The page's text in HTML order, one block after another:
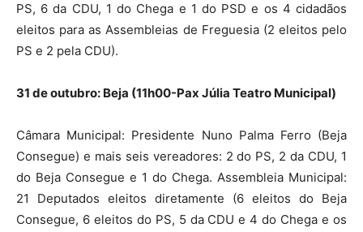
PS, 6 da CDU, 1 do Chega e 1 do PSD e os 4 cidadãos
eleitos para as Assembleias de Freguesia (2 eleitos pelo
PS e 2 pela CDU).
31 de outubro: Beja (11h00-Pax Júlia Teatro Municipal)
Câmara Municipal: Presidente Nuno Palma Ferro (Beja
Consegue) e mais seis vereadores: 2 do PS, 2 da CDU, 1
do Beja Consegue e 1 do Chega. Assembleia Municipal:
21 Deputados eleitos diretamente (6 eleitos do Beja
Consegue, 6 eleitos do PS, 5 da CDU e 4 do Chega e os